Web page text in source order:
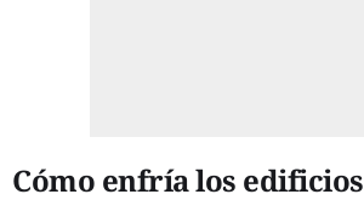
Cómo enfría los edificios